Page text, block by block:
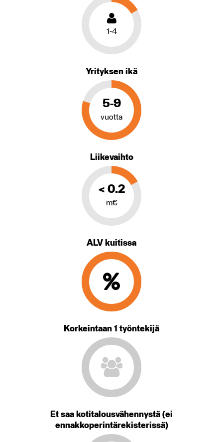
1-4
Yrityksen ikä
5-9
vuotta
Liikevaihto
< 0.2
m€
ALV kuitissa
Korkeintaan 1 työntekijä
Et saa kotitalousvähennystä (ei
ennakkoperintärekisterissä)